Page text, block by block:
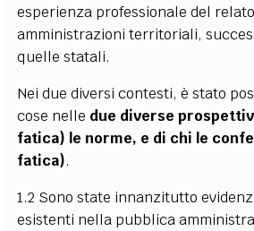
esperienza professionale del
amministrazioni territoriali,
quelle statali.
Nei due diversi contesti, è stato
cose nelle due diverse
fatica) le norme, e di chi le
fatica).
1.2 Sono state innanzitutto
esistenti nella pubblica